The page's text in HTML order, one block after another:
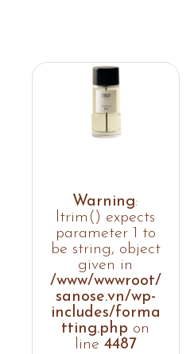
Warning:
ltrim() expects
parameter 1 to
be string, object
given in
/www/wwwroot/
sanose.vn/wp-
includes/forma
tting.php on
line 4487